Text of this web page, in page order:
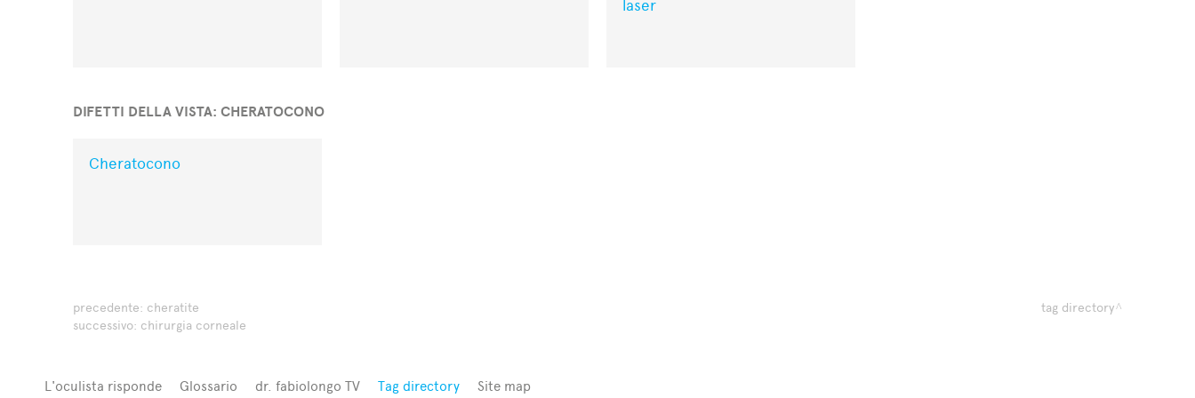
laser
DIFETTI DELLA VISTA: CHERATOCONO
Cheratocono
precedente: cheratite
successivo: chirurgia corneale
tag directory
L'oculista risponde Glossario dr. fabiolongo TV Tag directory Site map